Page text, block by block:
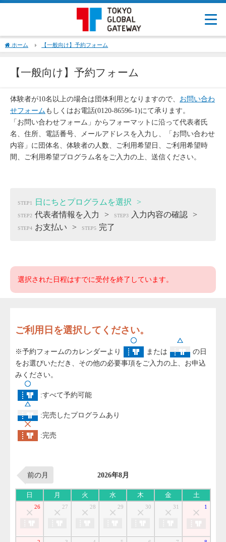
ホーム 【一般向け】予約フォーム
【一般向け】予約フォーム
体験者が10名以上の場合は団体利用となりますので、 お問い合わ
せフォーム もしくはお電話(0120-86596-1)にて承ります。
「お問い合わせフォーム」からフォーマットに沿って代表者氏
名、住所、電話番号、メールアドレスを入力し、「お問い合わせ
内容」に団体名、体験者の人数、ご利用希望日、ご利用希望時
間、ご利用希望プログラム名をご入力の上、送信ください。
STEP1 日にちとプログラムを選択
STEP2 代表者情報を入力 STEP3 入力内容の確認
STEP4 お支払い STEP5 完了
選択された日程はすでに受付を終了しています。